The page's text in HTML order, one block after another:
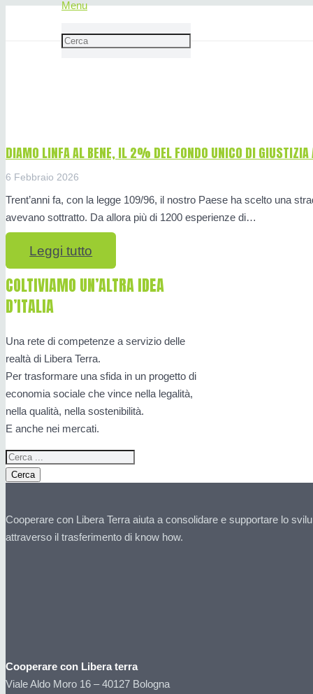
Menu
DIAMO LINFA AL BENE, IL 2% DEL FONDO UNICO DI
6 Febbraio 2026
Trent’anni fa, con la legge 109/96, il nostro Paese ha scelto una
avevano sottratto. Da allora più di 1200 esperienze di…
Leggi tutto
COLTIVIAMO UN’ALTRA IDEA
D’ITALIA
Una rete di competenze a servizio delle
realtà di Libera Terra.
Per trasformare una sfida in un progetto di
economia sociale che vince nella legalità,
nella qualità, nella sostenibilità.
E anche nei mercati.
Cerca
Cooperare con Libera Terra aiuta a consolidare e supportare lo
attraverso il trasferimento di know how.
Cooperare con Libera terra
Viale Aldo Moro 16 – 40127 Bologna